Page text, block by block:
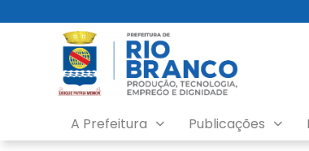
A Prefeitura Publicações